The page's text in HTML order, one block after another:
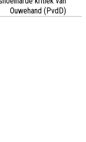
Ouwehand (PvdD)